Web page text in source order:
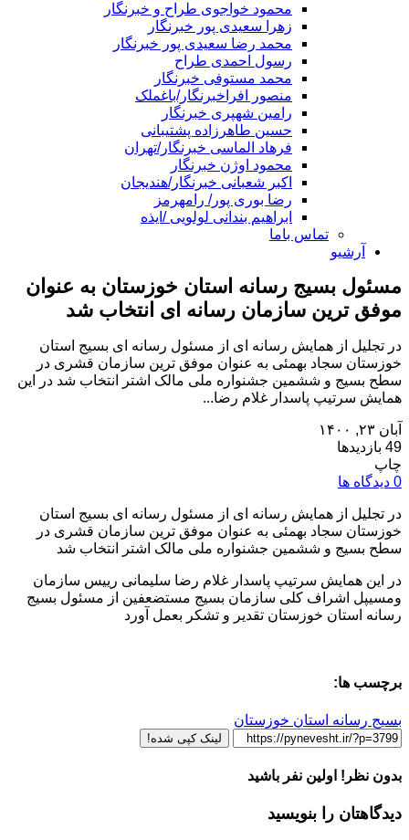
محمود خواجوی طراح و خبرنگار
زهرا سعیدی پور خبرنگار
محمد رضا سعیدی پور خبرنگار
رسول احمدی طراح
محمد مستوفی خبرنگار
منصور افراخبرنگار/باغملک
رامین شهپری خبرنگار
حسین طاهرزاده پشتیبانی
فرهاد الماسی خبرنگار/تهران
محمود اوژن خبرنگار
اکبر شعبانی خبرنگار/هندیجان
رضا بوری پور/ رامهرمز
ابراهیم بندانی لولویی /ایذه
تماس باما
آرشیو
مسئول بسیج رسانه استان خوزستان به عنوان
موفق ترین سازمان رسانه ای انتخاب شد
در تجلیل از همایش رسانه ای از مسئول رسانه ای بسیج استان
خوزستان سجاد بهمئی به عنوان موفق ترین سازمان قشری در
سطح بسیج و ششمین جشنواره ملی مالک اشتر انتخاب شد در این
همایش سرتیپ پاسدار غلام رضا...
آبان ۲۳, ۱۴۰۰
49 بازدیدها
چاپ
0 دیدگاه ها
در تجلیل از همایش رسانه ای از مسئول رسانه ای بسیج استان
خوزستان سجاد بهمئی به عنوان موفق ترین سازمان قشری در
سطح بسیج و ششمین جشنواره ملی مالک اشتر انتخاب شد
در این همایش سرتیپ پاسدار غلام رضا سلیمانی رییس سازمان
ومسیپل اشراف کلی سازمان بسیج مستضعفین از مسئول بسیج
رسانه استان خوزستان تقدیر و تشکر بعمل آورد
برچسب ها:
بسیج رسانه استان خوزستان
لینک کپی شده!
بدون نظر! اولین نفر باشید
دیدگاهتان را بنویسید